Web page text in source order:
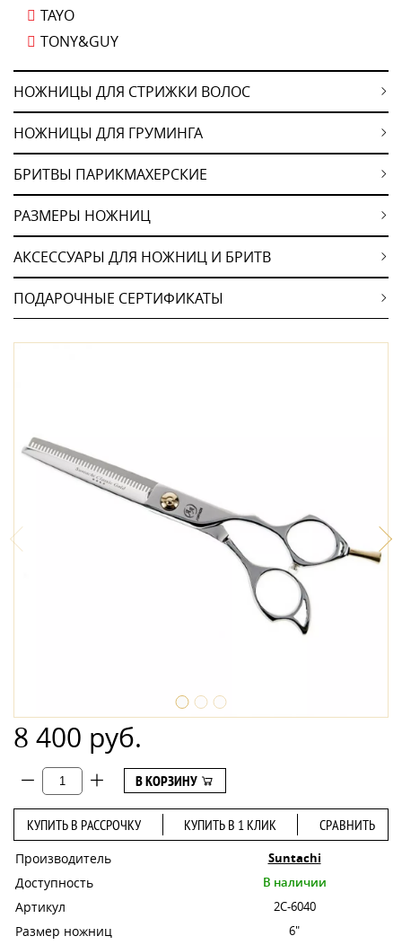
TAYO
TONY&GUY
НОЖНИЦЫ ДЛЯ СТРИЖКИ ВОЛОС
НОЖНИЦЫ ДЛЯ ГРУМИНГА
БРИТВЫ ПАРИКМАХЕРСКИЕ
РАЗМЕРЫ НОЖНИЦ
АКСЕССУАРЫ ДЛЯ НОЖНИЦ И БРИТВ
ПОДАРОЧНЫЕ СЕРТИФИКАТЫ
8 400 руб.
В КОРЗИНУ
КУПИТЬ В РАССРОЧКУ КУПИТЬ В 1 КЛИК СРАВНИТЬ
Производитель Suntachi
Доступность В наличии
Артикул 2C-6040
Размер ножниц 6"